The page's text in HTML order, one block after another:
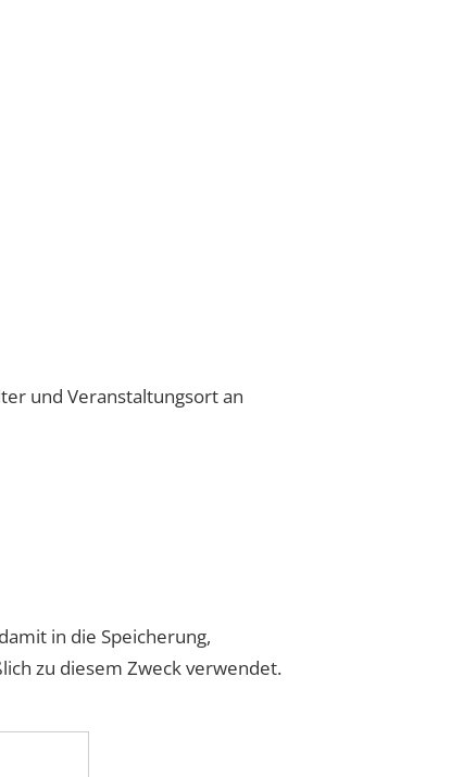
und Veranstaltungsort an
in die Speicherung,
zu diesem Zweck verwendet.